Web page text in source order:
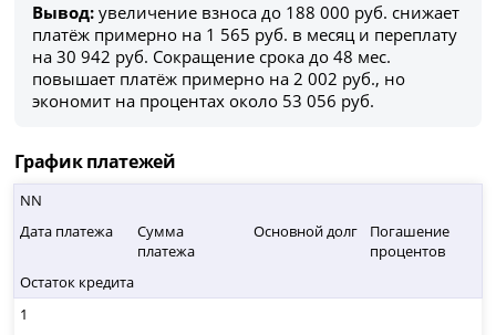
Вывод: увеличение взноса до 188 000 руб. снижает
платёж примерно на 1 565 руб. в месяц и переплату
на 30 942 руб. Сокращение срока до 48 мес.
повышает платёж примерно на 2 002 руб., но
экономит на процентах около 53 056 руб.
График платежей
NN
Дата платежа
Сумма
платежа
Основной долг
Погашение
процентов
Остаток кредита
1